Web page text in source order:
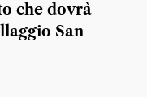
che dovrà
San